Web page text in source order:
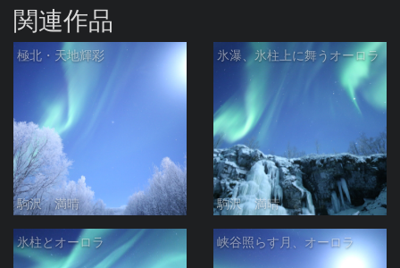
関連作品
極北・天地輝彩
駒沢 満晴
氷瀑、氷柱上に舞うオーロラ
駒沢 満晴
氷柱とオーロラ 峡谷照らす月、オーロラ